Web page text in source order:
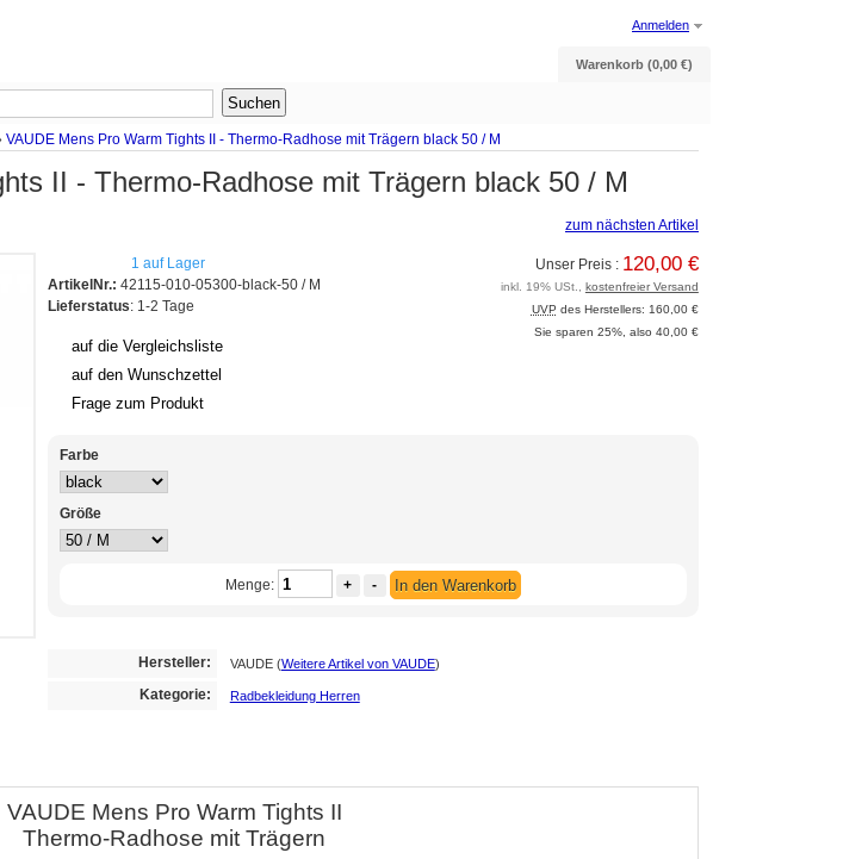
Warenkorb (0,00 €)
Anmelden
VAUDE Mens Pro Warm Tights II - Thermo-Radhose mit Trägern black 50 / M
II - Thermo-Radhose mit Trägern black 50 / M
zum nächsten Artikel
1 auf Lager
ArtikelNr.: 42115-010-05300-black-50 / M
Lieferstatus: 1-2 Tage
auf die Vergleichsliste
auf den Wunschzettel
Frage zum Produkt
Unser Preis : 120,00 €
inkl. 19% USt., kostenfreier Versand
UVP des Herstellers: 160,00 €
Sie sparen 25%, also 40,00 €
Farbe
Größe
Menge: + - In den Warenkorb
Hersteller: VAUDE (Weitere Artikel von VAUDE)
Kategorie: Radbekleidung Herren
VAUDE Mens Pro Warm Tights II
Thermo-Radhose mit Trägern